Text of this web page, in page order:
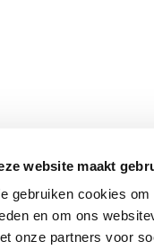
website maakt
gebruiken cookies
en om ons
onze partners voor